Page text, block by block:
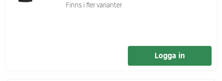
Finns i fler varianter
Logga in